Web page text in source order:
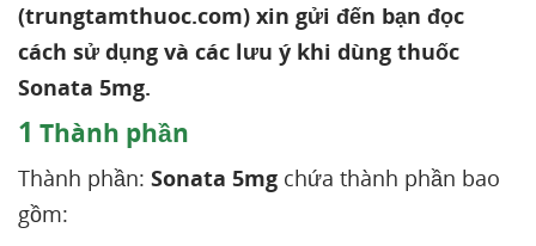
(trungtamthuoc.com) xin gửi đến bạn đọc
cách sử dụng và các lưu ý khi dùng thuốc
Sonata 5mg.
1 Thành phần
Thành phần: Sonata 5mg chứa thành phần bao
gồm: